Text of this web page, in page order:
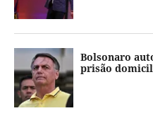
Bolsonaro
prisão